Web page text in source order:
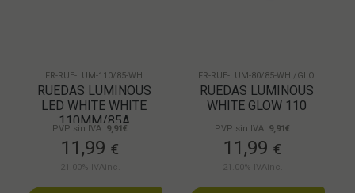
FR-RUE-LUM-110/85-WH
RUEDAS LUMINOUS
LED WHITE WHITE
110MM/85A
PVP sin IVA: 9,91€
11,99 €
21.00% IVAinc.
FR-RUE-LUM-80/85-WHI/GLO
RUEDAS LUMINOUS
WHITE GLOW 110
PVP sin IVA: 9,91€
11,99 €
21.00% IVAinc.